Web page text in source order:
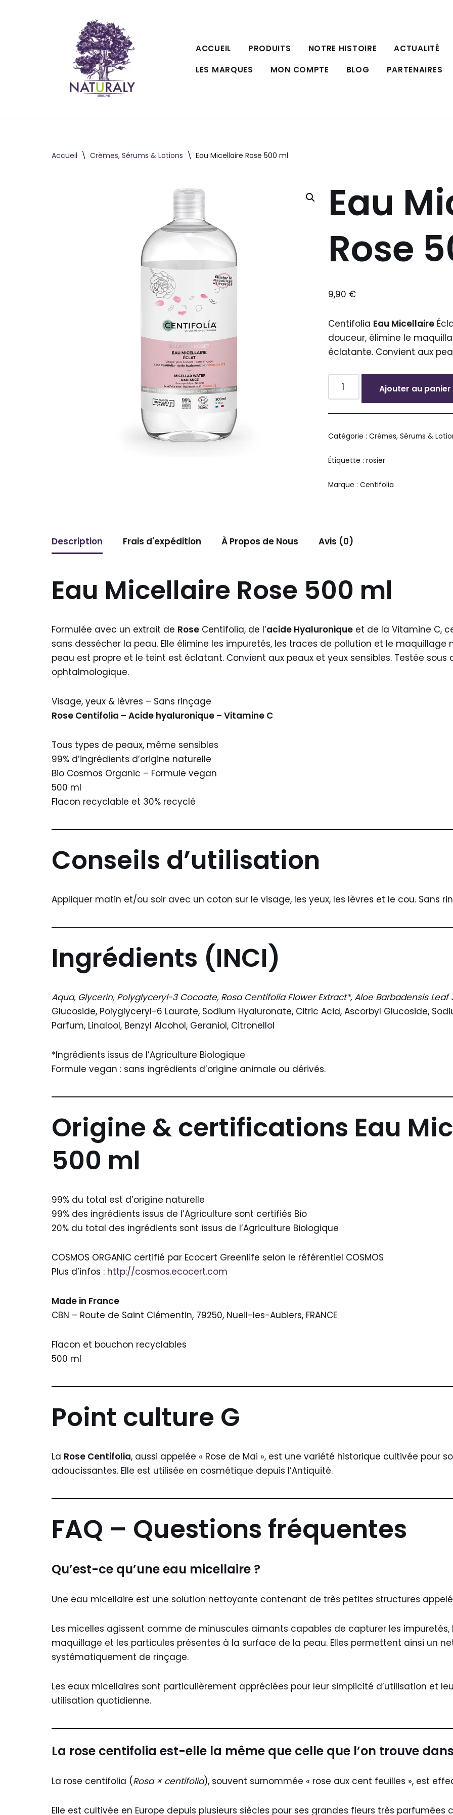
ACCUEIL PRODUITS NOTRE HISTOIRE
ACTUALITÉ
LES MARQUES
MON COMPTE BLOG PARTENAIRES
Accueil \ Crèmes, Sérums & Lotions \ Eau Micellaire Rose 500 ml
Eau
Rose
9,90 €
Centifolia Eau Micellaire
douceur, élimine le
éclatante. Convient aux
Ajouter au panier
Alternative:
Catégorie :Crèmes, Sérums &
Étiquette :rosier
Marque :Centifolia
Description Frais d'expédition À Propos de Nous Avis (0)
Eau Micellaire Rose 500 ml
Formulée avec un extrait de Rose Centifolia, de l’acide Hyaluronique et de la Vitamine C,
sans dessécher la peau. Elle élimine les impuretés, les traces de pollution et le
peau est propre et le teint est éclatant. Convient aux peaux et yeux sensibles. Testée
ophtalmologique.
Visage, yeux & lèvres – Sans rinçage
Rose Centifolia – Acide hyaluronique – Vitamine C
Tous types de peaux, même sensibles
99% d’ingrédients d’origine naturelle
Bio Cosmos Organic – Formule vegan
500 ml
Flacon recyclable et 30% recyclé
Conseils d’utilisation
Appliquer matin et/ou soir avec un coton sur le visage, les yeux, les lèvres et le cou. Sans
Ingrédients (INCI)
Aqua, Glycerin, Polyglyceryl-3 Cocoate, Rosa Centifolia Flower Extract*, Aloe Barbadensis Leaf
Glucoside, Polyglyceryl-6 Laurate, Sodium Hyaluronate, Citric Acid, Ascorbyl Glucoside,
Parfum, Linalool, Benzyl Alcohol, Geraniol, Citronellol
*Ingrédients issus de l’Agriculture Biologique
Formule vegan : sans ingrédients d’origine animale ou dérivés.
Origine & certifications Eau
500 ml
99% du total est d’origine naturelle
99% des ingrédients issus de l’Agriculture sont certifiés Bio
20% du total des ingrédients sont issus de l’Agriculture Biologique
COSMOS ORGANIC certifié par Ecocert Greenlife selon le référentiel COSMOS
Plus d’infos : http://cosmos.ecocert.com
Made in France
CBN – Route de Saint Clémentin, 79250, Nueil-les-Aubiers, FRANCE
Flacon et bouchon recyclables
500 ml
Point culture G
La Rose Centifolia, aussi appelée « Rose de Mai », est une variété historique cultivée pour
adoucissantes. Elle est utilisée en cosmétique depuis l’Antiquité.
FAQ – Questions fréquentes
Qu’est-ce qu’une eau micellaire ?
Une eau micellaire est une solution nettoyante contenant de très petites structures
Les micelles agissent comme de minuscules aimants capables de capturer les impuretés,
maquillage et les particules présentes à la surface de la peau. Elles permettent ainsi un
systématiquement de rinçage.
Les eaux micellaires sont particulièrement appréciées pour leur simplicité d’utilisation et
utilisation quotidienne.
La rose centifolia est-elle la même que celle que l’on trouve
La rose centifolia (Rosa × centifolia), souvent surnommée « rose aux cent feuilles », est
Elle est cultivée en Europe depuis plusieurs siècles pour ses grandes fleurs très